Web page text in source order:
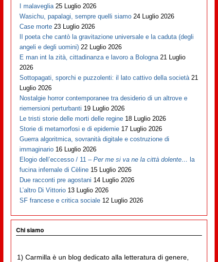
I malaveglia 25 Luglio 2026
Wasichu, papalagi, sempre quelli siamo 24 Luglio 2026
Case morte 23 Luglio 2026
Il poeta che cantò la gravitazione universale e la caduta (degli
angeli e degli uomini) 22 Luglio 2026
E man int la zità, cittadinanza e lavoro a Bologna 21 Luglio
2026
Sottopagati, sporchi e puzzolenti: il lato cattivo della società 21
Luglio 2026
Nostalgie horror contemporanee tra desiderio di un altrove e
riemersioni perturbanti 19 Luglio 2026
Le tristi storie delle morti delle regine 18 Luglio 2026
Storie di metamorfosi e di epidemie 17 Luglio 2026
Guerra algoritmica, sovranità digitale e costruzione di
immaginario 16 Luglio 2026
Elogio dell’eccesso / 11 –Per me si va ne la città dolente… la
fucina infernale di Cèline 15 Luglio 2026
Due racconti pre agostani 14 Luglio 2026
L’altro Di Vittorio 13 Luglio 2026
SF francese e critica sociale 12 Luglio 2026
Chi siamo
1) Carmilla è un blog dedicato alla letteratura di genere,